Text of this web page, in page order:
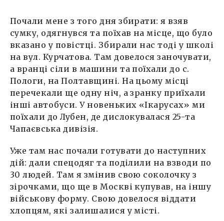
Почали мене з того дня збирати: я взяв
сумку, одягнувся та поїхав на місце, що було
вказано у повістці. Збирали нас тоді у школі
на вул. Курчатова. Там довелося заночувати,
а вранці сіли в машини та поїхали до с.
Пологи, на Полтавщині. На цьому місці
перечекали ще одну ніч, а зранку приїхали
інші автобуси. У новеньких «Ікарусах» ми
поїхали до Лубен, де дислокувалася 25-та
Чапаєвська дивізія.
Уже там нас почали готувати до наступних
дій: дали спецодяг та поділили на взводи по
30 людей. Там я змінив свою соколочку з
зірочками, що ще в Москві купував, на іншу
військову форму. Свою довелося віддати
хлопцям, які залишалися у місті.